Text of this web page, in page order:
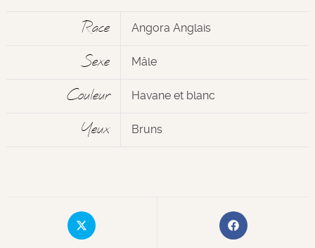
Race Angora Anglais
Sexe Mâle
Couleur Havane et blanc
Yeux Bruns